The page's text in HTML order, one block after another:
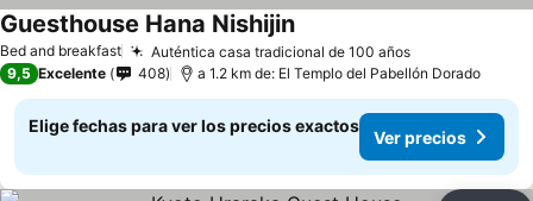
Bed and breakfast Auténtica casa tradicional de 100 años
Guesthouse Hana Nishijin
9,5 Excelente 408 a 1.2 km de: El Templo del Pabellón Dorado
Elige fechas para ver los precios exactos
Ver precios